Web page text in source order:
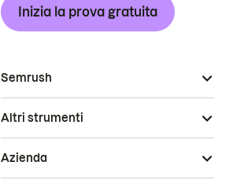
Inizia la prova gratuita
Semrush
Altri strumenti
Azienda